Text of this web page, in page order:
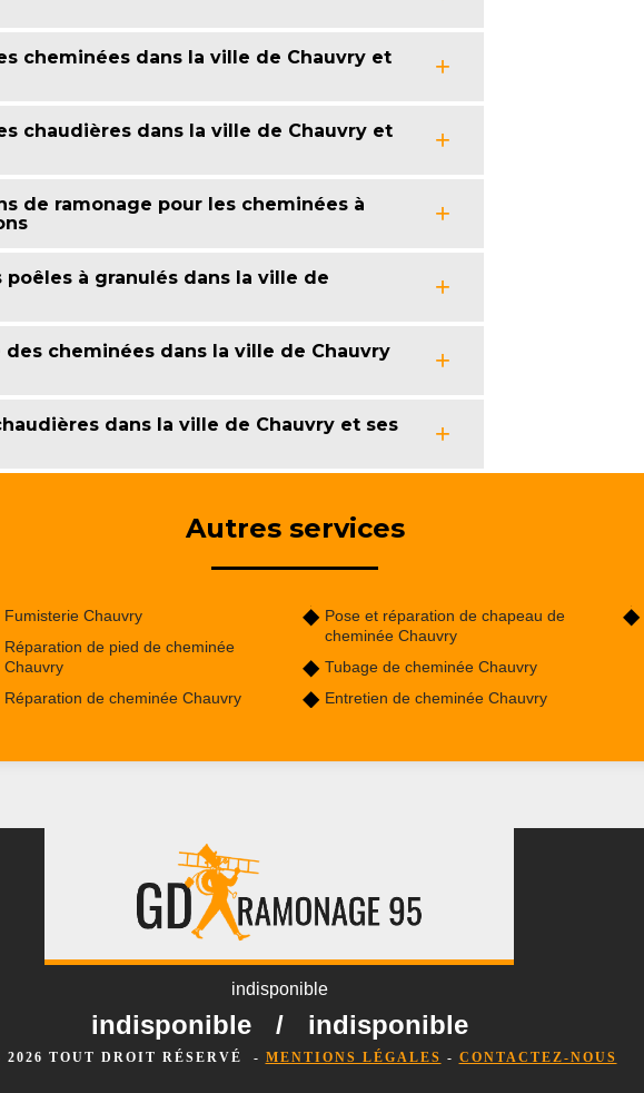
cheminées dans la ville de Chauvry et
chaudières dans la ville de Chauvry et
de ramonage pour les cheminées à
à granulés dans la ville de
cheminées dans la ville de Chauvry
dans la ville de Chauvry et ses
Autres services
Fumisterie Chauvry
Réparation de pied de cheminée
Chauvry
Réparation de cheminée Chauvry
Pose et réparation de chapeau de
cheminée Chauvry
Tubage de cheminée Chauvry
Entretien de cheminée Chauvry
indisponible
indisponible / indisponible
2026 TOUT DROIT RÉSERVÉ - MENTIONS LÉGALES - CONTACTEZ-NOUS